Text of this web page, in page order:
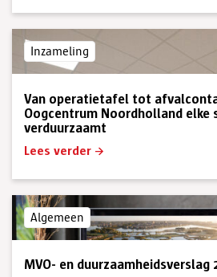
Inzameling
Van operatietafel tot
Oogcentrum Noordholland elke
verduurzaamt
Lees verder
Algemeen
MVO- en duurzaamheidsverslag